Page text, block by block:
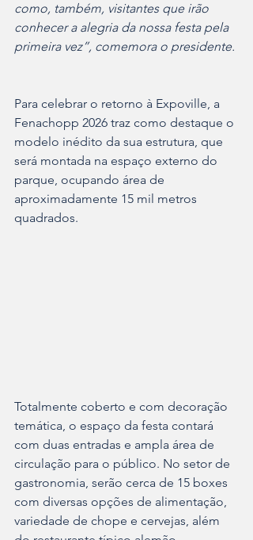
como, também, visitantes que irão
conhecer a alegria da nossa festa pela
primeira vez”, comemora o presidente.
Para celebrar o retorno à Expoville, a
Fenachopp 2026 traz como destaque o
modelo inédito da sua estrutura, que
será montada na espaço externo do
parque, ocupando área de
aproximadamente 15 mil metros
quadrados.
Totalmente coberto e com decoração
temática, o espaço da festa contará
com duas entradas e ampla área de
circulação para o público. No setor de
gastronomia, serão cerca de 15 boxes
com diversas opções de alimentação,
variedade de chope e cervejas, além